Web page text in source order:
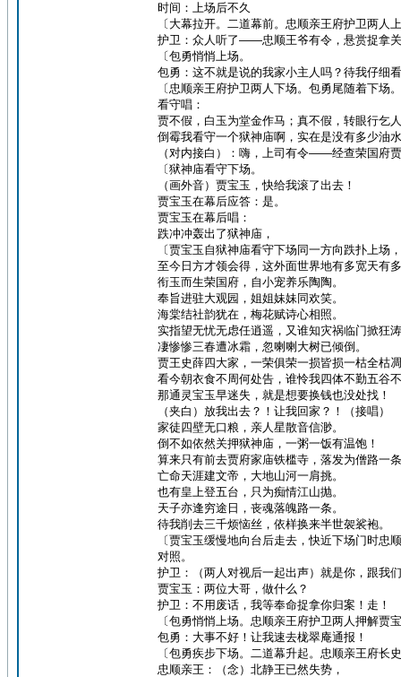
时间：上场后不久
〔大幕拉开。二道幕前。忠顺亲王府护卫两人
护卫：众人听了——忠顺王爷有令，悬赏捉拿
〔包勇悄悄上场。
包勇：这不就是说的我家小主人吗？待我仔细
〔忠顺亲王府护卫两人下场。包勇尾随着下场
看守唱：
贾不假，白玉为堂金作马；真不假，转眼行乞
倒霉我看守一个狱神庙啊，实在是没有多少油
（对内接白）：嗨，上司有令——经查荣国府
〔狱神庙看守下场。
（画外音）贾宝玉，快给我滚了出去！
贾宝玉在幕后应答：是。
贾宝玉在幕后唱：
跌冲冲轰出了狱神庙，
〔贾宝玉自狱神庙看守下场同一方向跌扑上场
至今日方才领会得，这外面世界地有多宽天有
衔玉而生荣国府，自小宠养乐陶陶。
奉旨进驻大观园，姐姐妹妹同欢笑。
海棠结社韵犹在，梅花赋诗心相照。
实指望无忧无虑任逍遥，又谁知灾祸临门掀狂
凄惨惨三春遭冰霜，忽喇喇大树已倾倒。
贾王史薛四大家，一荣俱荣一损皆损一枯全枯
看今朝衣食不周何处告，谁怜我四体不勤五谷
那通灵宝玉早迷失，就是想要换钱也没处找！
（夹白）放我出去？！让我回家？！（接唱）
家徒四壁无口粮，亲人星散音信渺。
倒不如依然关押狱神庙，一粥一饭有温饱！
算来只有前去贾府家庙铁槛寺，落发为僧路一
亡命天涯建文帝，大地山河一肩挑。
也有皇上登五台，只为痴情江山抛。
天子亦逢穷途日，丧魂落魄路一条。
待我削去三千烦恼丝，依样换来半世袈裟袍。
〔贾宝玉缓慢地向台后走去，快近下场门时
对照。
护卫：（两人对视后一起出声）就是你，跟我
贾宝玉：两位大哥，做什么？
护卫：不用废话，我等奉命捉拿你归案！走！
〔包勇悄悄上场。忠顺亲王府护卫两人押解贾
包勇：大事不好！让我速去栊翠庵通报！
〔包勇疾步下场。二道幕升起。忠顺亲王府长
忠顺亲王：（念）北静王已然失势，